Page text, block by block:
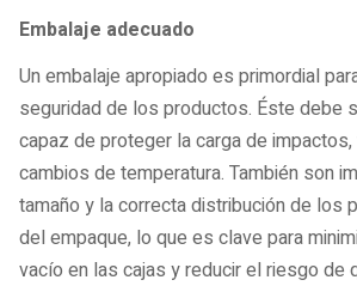
Embalaje adecuado
Un embalaje apropiado es primordial
seguridad de los productos. Éste debe
capaz de proteger la carga de
cambios de temperatura. También son
tamaño y la correcta distribución de los
del empaque, lo que es clave para
vacío en las cajas y reducir el riesgo de